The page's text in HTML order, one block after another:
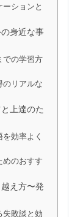
ションと
身近な事
での学習方
のリアルな
上達のた
効率よく
めのおすす
え方〜発
失敗談と効